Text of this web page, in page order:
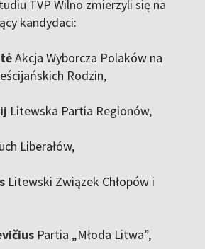
TVP Wilno zmierzyli się na
kandydaci:
Akcja Wyborcza Polaków na
Rodzin,
Litewska Partia Regionów,
Liberałów,
Litewski Związek Chłopów i
Partia „Młoda Litwa”,